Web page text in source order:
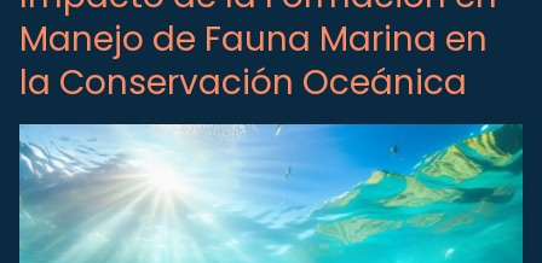
Manejo de Fauna Marina en
la Conservación Oceánica